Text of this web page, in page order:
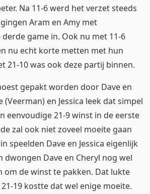
Na 11-6 werd het verzet steeds
Aram en Amy met
game in. Ook nu met 11-6
nu echt korte metten met hun
21-10 was ook deze partij binnen.
gepakt worden door Dave en
(Veerman) en Jessica leek dat simpel
eenvoudige 21-9 winst in de eerste
zal ook niet zoveel moeite gaan
speelden Dave en Jessica eigenlijk
dwongen Dave en Cheryl nog wel
om de winst te pakken. Dat lukte
19 kostte dat wel enige moeite.